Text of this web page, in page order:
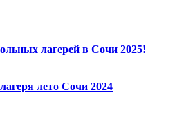
лагерей в Сочи 2025!
лето Сочи 2024